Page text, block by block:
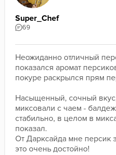
Super_Chef
69
Неожиданно отличный
показался аромат
покуре раскрылся прям
Насыщенный, сочный
миксовали с чаем -
стабильно, в целом в
показал.
От Дарксайда мне персик
это очень достойно!